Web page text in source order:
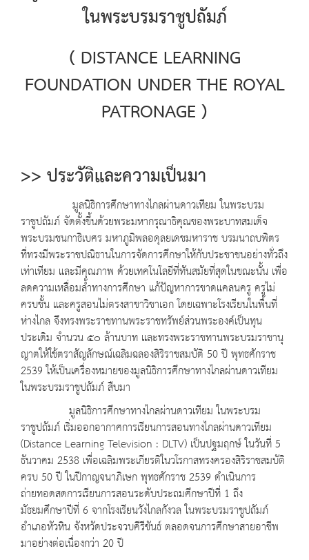
ในพระบรมราชูปถัมภ์
( DISTANCE LEARNING
FOUNDATION UNDER THE ROYAL
PATRONAGE )
>> ประวัติและความเป็นมา
มูลนิธิการศึกษาทางไกลผ่านดาวเทียม ในพระบรม
ราชูปถัมภ์ จัดตั้งขึ้นด้วยพระมหากรุณาธิคุณของพระบาทสมเด็จ
พระบรมชนกาธิเบศร มหาภูมิพลอดุลยเดชมหาราช บรมนาถบพิตร
ที่ทรงมีพระราชปณิธานในการจัดการศึกษาให้กับประชาชนอย่างทั่วถึง
เท่าเทียม และมีคุณภาพ ด้วยเทคโนโลยีที่ทันสมัยที่สุดในขณะนั้น เพื่อ
ลดความเหลื่อมล้ำทางการศึกษา แก้ปัญหาการขาดแคลนครู ครูไม่
ครบชั้น และครูสอนไม่ตรงสาขาวิชาเอก โดยเฉพาะโรงเรียนในพื้นที่
ห่างไกล จึงทรงพระราชทานพระราชทรัพย์ส่วนพระองค์เป็นทุน
ประเดิม จำนวน ๕๐ ล้านบาท และทรงพระราชทานพระบรมราชานุ
ญาตให้ใช้ตราสัญลักษณ์เฉลิมฉลองสิริราชสมบัติ 50 ปี พุทธศักราช
2539 ให้เป็นเครื่องหมายของมูลนิธิการศึกษาทางไกลผ่านดาวเทียม
ในพระบรมราชูปถัมภ์ สืบมา
มูลนิธิการศึกษาทางไกลผ่านดาวเทียม ในพระบรม
ราชูปถัมภ์ เริ่มออกอากาศการเรียนการสอนทางไกลผ่านดาวเทียม
(Distance Learning Television : DLTV) เป็นปฐมฤกษ์ ในวันที่ 5
ธันวาคม 2538 เพื่อเฉลิมพระเกียรติในวโรกาสทรงครองสิริราชสมบัติ
ครบ 50 ปี ในปีกาญจนาภิเษก พุทธศักราช 2539 ดำเนินการ
ถ่ายทอดสดการเรียนการสอนระดับประถมศึกษาปีที่ 1 ถึง
มัธยมศึกษาปีที่ 6 จากโรงเรียนวังไกลกังวล ในพระบรมราชูปถัมภ์
อำเภอหัวหิน จังหวัดประจวบคีรีขันธ์ ตลอดจนการศึกษาสายอาชีพ
มาอย่างต่อเนื่องกว่า 20 ปี